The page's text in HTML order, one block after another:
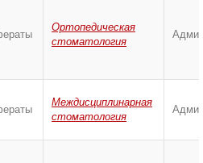
Ортопедическая
стоматология
Междисциплинарная
стоматология